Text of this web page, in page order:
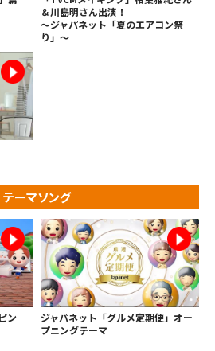
＆川島明さん出演！
～ジャパネット「夏のエアコン祭
り」～
テーマソング
ン
ジャパネット「グルメ定期便」オー
プニングテーマ